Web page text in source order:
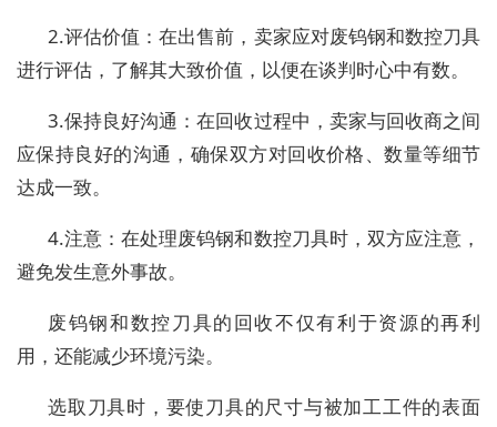
2.评估价值：在出售前，卖家应对废钨钢和数控刀具
进行评估，了解其大致价值，以便在谈判时心中有数。
3.保持良好沟通：在回收过程中，卖家与回收商之间
应保持良好的沟通，确保双方对回收价格、数量等细节
达成一致。
4.注意：在处理废钨钢和数控刀具时，双方应注意，
避免发生意外事故。
废钨钢和数控刀具的回收不仅有利于资源的再利
用，还能减少环境污染。
选取刀具时，要使刀具的尺寸与被加工工件的表面